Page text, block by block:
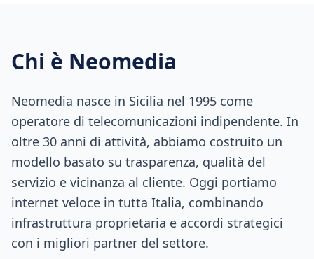
Chi è Neomedia
Neomedia nasce in Sicilia nel 1995 come
operatore di telecomunicazioni indipendente. In
oltre 30 anni di attività, abbiamo costruito un
modello basato su trasparenza, qualità del
servizio e vicinanza al cliente. Oggi portiamo
internet veloce in tutta Italia, combinando
infrastruttura proprietaria e accordi strategici
con i migliori partner del settore.